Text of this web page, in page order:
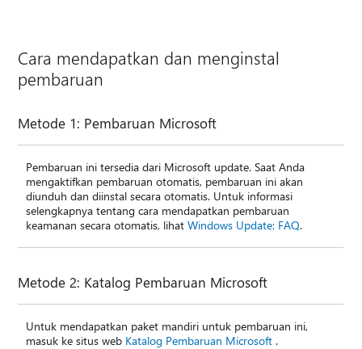
Cara mendapatkan dan menginstal
pembaruan
Metode 1: Pembaruan Microsoft
Pembaruan ini tersedia dari Microsoft update. Saat Anda
mengaktifkan pembaruan otomatis, pembaruan ini akan
diunduh dan diinstal secara otomatis. Untuk informasi
selengkapnya tentang cara mendapatkan pembaruan
keamanan secara otomatis, lihatWindows Update: FAQ.
Metode 2: Katalog Pembaruan Microsoft
Untuk mendapatkan paket mandiri untuk pembaruan ini,
masuk ke situs web Katalog Pembaruan Microsoft .